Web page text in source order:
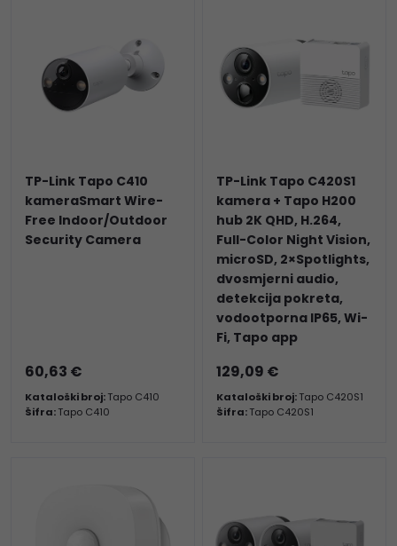
TP-Link Tapo C410
kameraSmart Wire-
Free Indoor/Outdoor
Security Camera
60,63 €
Kataloški broj:Tapo C410
Šifra:Tapo C410
TP-Link Tapo C420S1
kamera + Tapo H200
hub 2K QHD, H.264,
Full-Color Night Vision,
microSD, 2×Spotlights,
dvosmjerni audio,
detekcija pokreta,
vodootporna IP65, Wi-
Fi, Tapo app
129,09 €
Kataloški broj:Tapo C420S1
Šifra:Tapo C420S1